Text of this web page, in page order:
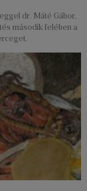
dr. Máté Gábor,
második felében a